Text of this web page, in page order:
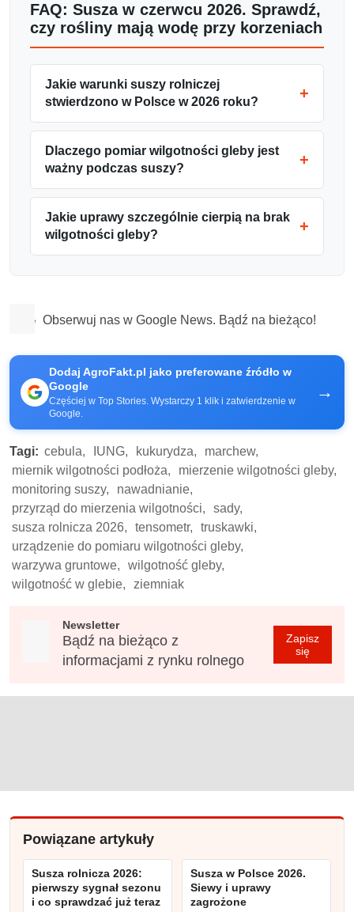
FAQ: Susza w czerwcu 2026. Sprawdź,
czy rośliny mają wodę przy korzeniach
Jakie warunki suszy rolniczej
stwierdzono w Polsce w 2026 roku?
Dlaczego pomiar wilgotności gleby jest
ważny podczas suszy?
Jakie uprawy szczególnie cierpią na brak
wilgotności gleby?
Obserwuj nas w Google News. Bądź na bieżąco!
Dodaj AgroFakt.pl jako preferowane źródło w
Google
Częściej w Top Stories. Wystarczy 1 klik i zatwierdzenie w
Google.
→
Tagi: cebula, IUNG, kukurydza,
marchew,
miernik wilgotności podłoża,
mierzenie wilgotności gleby,
monitoring suszy,
nawadnianie,
przyrząd do mierzenia wilgotności,
sady,
susza rolnicza 2026,
tensometr,
truskawki,
urządzenie do pomiaru wilgotności gleby,
warzywa gruntowe,
wilgotność gleby,
wilgotność w glebie,
ziemniak
Newsletter
Bądź na bieżąco z
informacjami z rynku rolnego
Zapisz
się
Powiązane artykuły
Susza rolnicza 2026:
pierwszy sygnał sezonu
i co sprawdzać już teraz
Susza w Polsce 2026.
Siewy i uprawy
zagrożone